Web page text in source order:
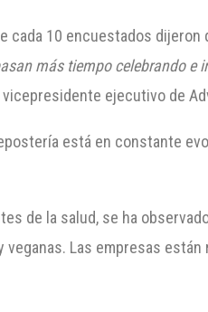
cada 10 encuestados dijeron
más tiempo celebrando e
ejecutivo de
está en constante
de la salud, se ha
Las empresas